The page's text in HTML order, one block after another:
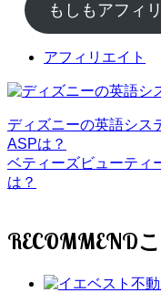
もしもアフィ
アフィリエイト
ディズニーの英語シス
ASPは？
ベティーズビューティ
は？
RECOMMEND